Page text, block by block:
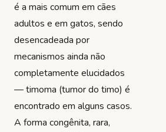
é a mais comum em cães
adultos e em gatos, sendo
desencadeada por
mecanismos ainda não
completamente elucidados
— timoma (tumor do timo) é
encontrado em alguns casos.
A forma congênita, rara,